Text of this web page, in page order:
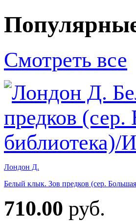
Смотреть все
Лондон Д.
Белый клык. Зов предков (сер.
710.00 руб.